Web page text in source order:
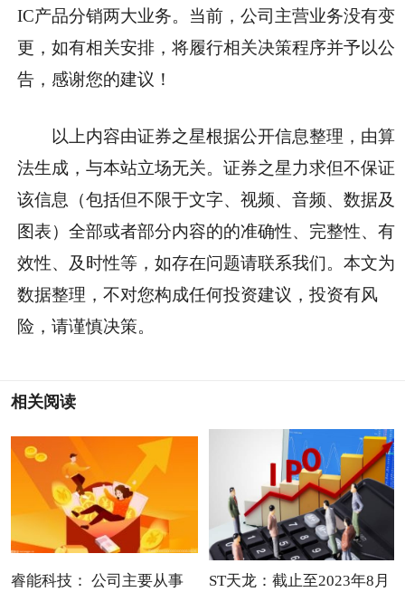
IC产品分销两大业务。当前，公司主营业务没有变
更，如有相关安排，将履行相关决策程序并予以公
告，感谢您的建议！
以上内容由证券之星根据公开信息整理，由算
法生成，与本站立场无关。证券之星力求但不保证
该信息（包括但不限于文字、视频、音频、数据及
图表）全部或者部分内容的的准确性、完整性、有
效性、及时性等，如存在问题请联系我们。本文为
数据整理，不对您构成任何投资建议，投资有风
险，请谨慎决策。
相关阅读
睿能科技： 公司主要从事
ST天龙：截止至2023年8月